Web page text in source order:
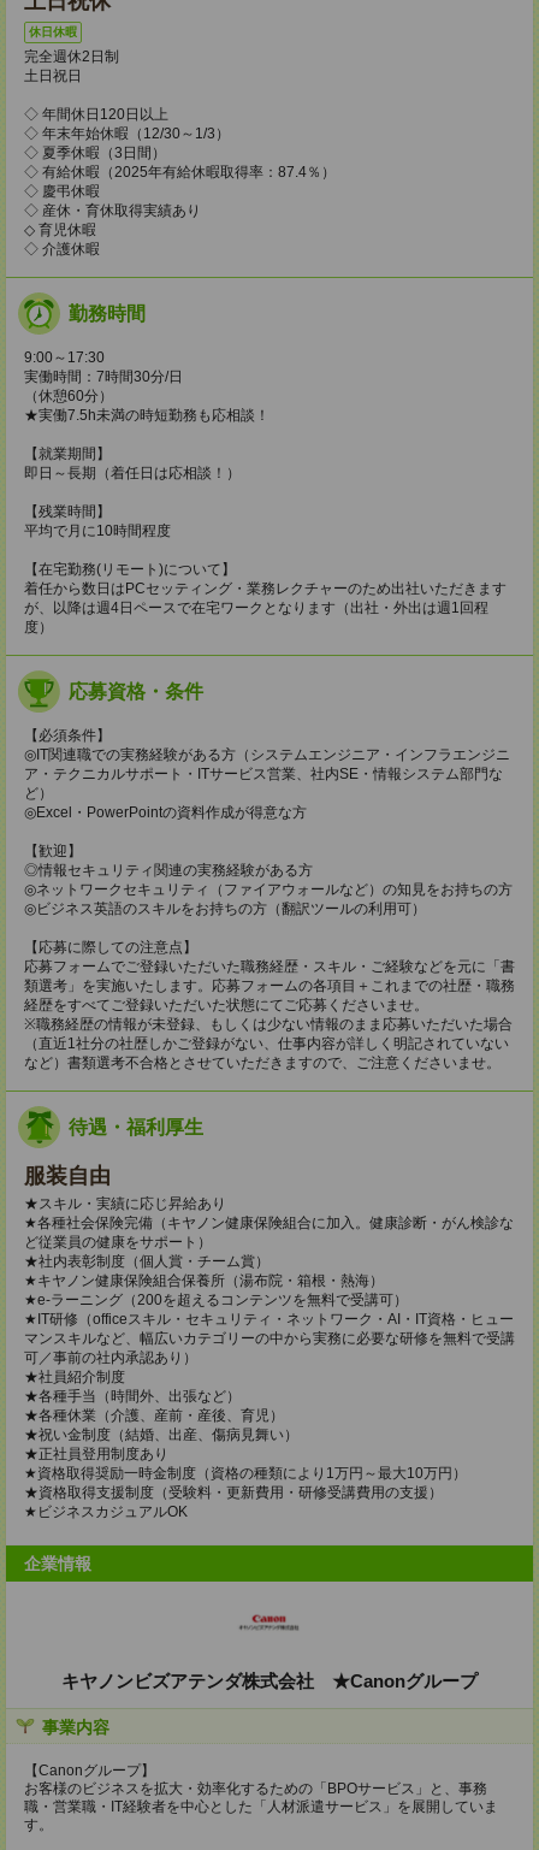
休日休暇
完全週休2日制
土日祝日
◇ 年間休日120日以上
◇ 年末年始休暇（12/30～1/3）
◇ 夏季休暇（3日間）
◇ 有給休暇（2025年有給休暇取得率：87.4％）
◇ 慶弔休暇
◇ 産休・育休取得実績あり
◇ 育児休暇
◇ 介護休暇
勤務時間
9:00～17:30
実働時間：7時間30分/日
（休憩60分）
★実働7.5h未満の時短勤務も応相談！
【就業期間】
即日～長期（着任日は応相談！）
【残業時間】
平均で月に10時間程度
【在宅勤務(リモート)について】
着任から数日はPCセッティング・業務レクチャーのため出社いただきます
が、以降は週4日ペースで在宅ワークとなります（出社・外出は週1回程
度）
応募資格・条件
【必須条件】
◎IT関連職での実務経験がある方（システムエンジニア・インフラエンジニ
ア・テクニカルサポート・ITサービス営業、社内SE・情報システム部門な
ど）
◎Excel・PowerPointの資料作成が得意な方
【歓迎】
◎情報セキュリティ関連の実務経験がある方
◎ネットワークセキュリティ（ファイアウォールなど）の知見をお持ちの方
◎ビジネス英語のスキルをお持ちの方（翻訳ツールの利用可）
【応募に際しての注意点】
応募フォームでご登録いただいた職務経歴・スキル・ご経験などを元に「書
類選考」を実施いたします。応募フォームの各項目＋これまでの社歴・職務
経歴をすべてご登録いただいた状態にてご応募くださいませ。
※職務経歴の情報が未登録、もしくは少ない情報のまま応募いただいた場合
（直近1社分の社歴しかご登録がない、仕事内容が詳しく明記されていない
など）書類選考不合格とさせていただきますので、ご注意くださいませ。
待遇・福利厚生
服装自由
★スキル・実績に応じ昇給あり
★各種社会保険完備（キヤノン健康保険組合に加入。健康診断・がん検診な
ど従業員の健康をサポート）
★社内表彰制度（個人賞・チーム賞）
★キヤノン健康保険組合保養所（湯布院・箱根・熱海）
★e-ラーニング（200を超えるコンテンツを無料で受講可）
★IT研修（officeスキル・セキュリティ・ネットワーク・AI・IT資格・ヒュー
マンスキルなど、幅広いカテゴリーの中から実務に必要な研修を無料で受講
可／事前の社内承認あり）
★社員紹介制度
★各種手当（時間外、出張など）
★各種休業（介護、産前・産後、育児）
★祝い金制度（結婚、出産、傷病見舞い）
★正社員登用制度あり
★資格取得奨励一時金制度（資格の種類により1万円～最大10万円）
★資格取得支援制度（受験料・更新費用・研修受講費用の支援）
★ビジネスカジュアルOK
企業情報
キヤノンビズアテンダ株式会社 ★Canonグループ
事業内容
【Canonグループ】
お客様のビジネスを拡大・効率化するための「BPOサービス」と、事務
職・営業職・IT経験者を中心とした「人材派遣サービス」を展開していま
す。